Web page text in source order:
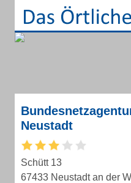
Neustadt
Schütt 13
67433 Neustadt an der